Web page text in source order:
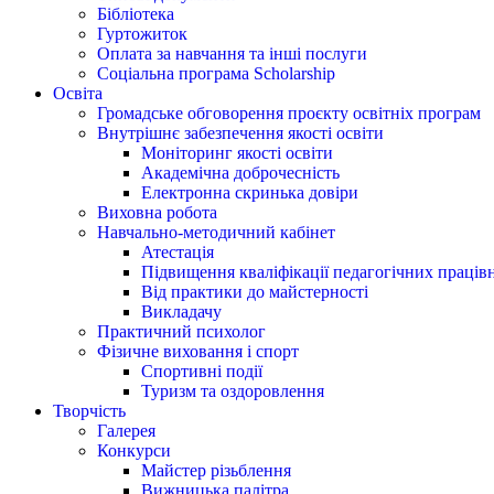
Бібліотека
Гуртожиток
Оплата за навчання та інші послуги
Соціальна програма Scholarship
Освіта
Громадське обговорення проєкту освітніх програм
Внутрішнє забезпечення якості освіти
Моніторинг якості освіти
Академічна доброчесність
Електронна скринька довіри
Виховна робота
Навчально-методичний кабінет
Атестація
Підвищення кваліфікації педагогічних
Від практики до майстерності
Викладачу
Практичний психолог
Фізичне виховання і спорт
Спортивні події
Туризм та оздоровлення
Творчість
Галерея
Конкурси
Майстер різьблення
Вижницька палітра